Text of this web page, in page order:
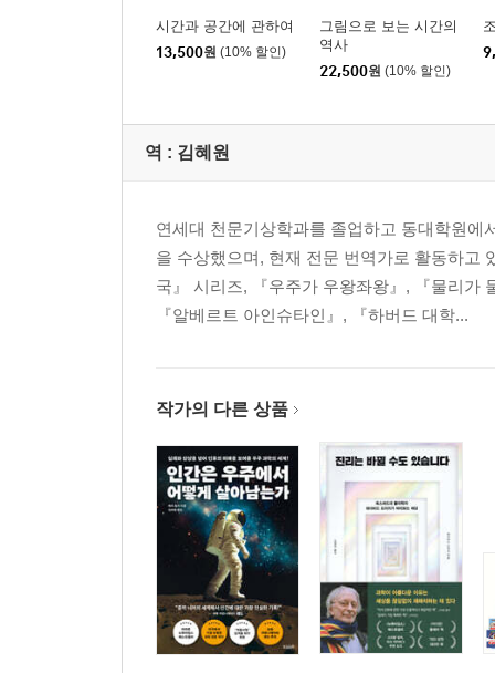
시간과 공간에 관하여
13,500원 (10% 할인)
그림으로 보는 시간의
역사
22,500원 (10% 할인)
역 : 김혜원
연세대 천문기상학과를 졸업하고 동대학원
을 수상했으며, 현재 전문 번역가로 활동하고
국』 시리즈, 『우주가 우왕좌왕』, 『물리가
『알베르트 아인슈타인』, 『하버드 대학...
작가의 다른 상품